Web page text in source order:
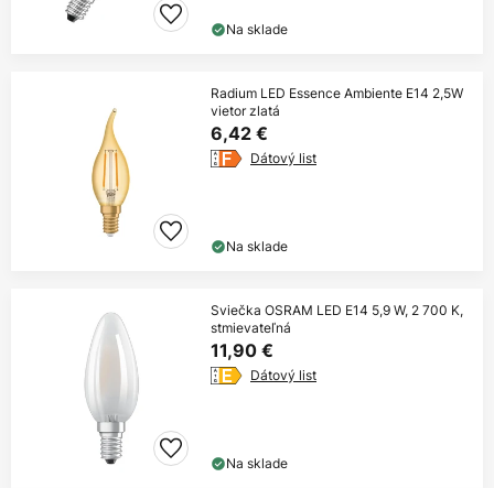
Na sklade
Radium LED Essence Ambiente E14 2,5W
vietor zlatá
6,42 €
Dátový list
Na sklade
Sviečka OSRAM LED E14 5,9 W, 2 700 K,
stmievateľná
11,90 €
Dátový list
Na sklade